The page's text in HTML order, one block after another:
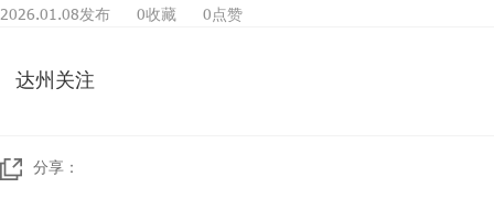
2026.01.08发布 0收藏 0点赞
达州关注
分享：